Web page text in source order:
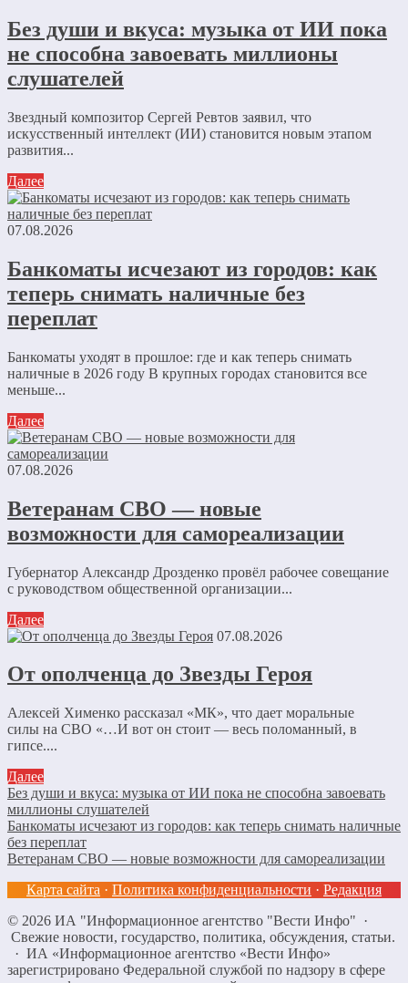
Без души и вкуса: музыка от ИИ пока
не способна завоевать миллионы
слушателей
Звездный композитор Сергей Ревтов заявил, что
искусственный интеллект (ИИ) становится новым этапом
развития...
Далее
07.08.2026
Банкоматы исчезают из городов: как
теперь снимать наличные без
переплат
Банкоматы уходят в прошлое: где и как теперь снимать
наличные в 2026 году В крупных городах становится все
меньше...
Далее
07.08.2026
Ветеранам СВО — новые
возможности для самореализации
Губернатор Александр Дрозденко провёл рабочее совещание
с руководством общественной организации...
Далее
07.08.2026
От ополченца до Звезды Героя
Алексей Хименко рассказал «МК», что дает моральные
силы на СВО «…И вот он стоит — весь поломанный, в
гипсе....
Далее
Без души и вкуса: музыка от ИИ пока не способна завоевать
миллионы слушателей
Банкоматы исчезают из городов: как теперь снимать наличные
без переплат
Ветеранам СВО — новые возможности для самореализации
Карта сайта · Политика конфиденциальности · Редакция
© 2026 ИА "Информационное агентство "Вести Инфо" ·
Свежие новости, государство, политика, обсуждения, статьи.
· ИА «Информационное агентство «Вести Инфо»
зарегистрировано Федеральной службой по надзору в сфере